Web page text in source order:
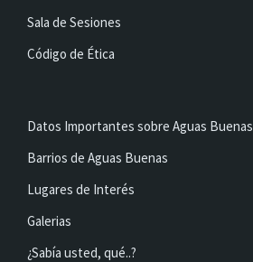
Sala de Sesiones
Código de Ética
Datos Importantes sobre Aguas Buenas
Barrios de Aguas Buenas
Lugares de Interés
Galerias
¿Sabía usted, qué..?